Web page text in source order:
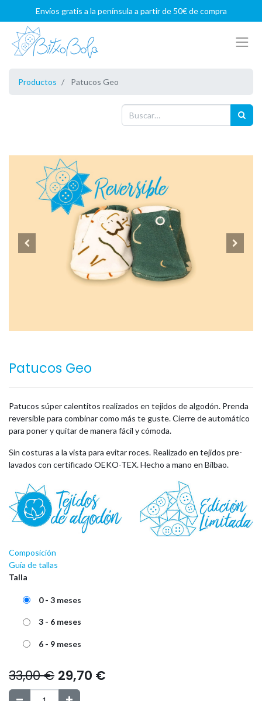
Envíos gratis a la península a partir de 50€ de compra
Productos Patucos Geo
Patucos Geo
Patucos súper calentitos realizados en tejidos de algodón. Prenda
reversible para combinar como más te guste. Cierre de automático
para poner y quitar de manera fácil y cómoda.
Sin costuras a la vista para evitar roces. Realizado en tejidos pre-
lavados con certificado OEKO-TEX. Hecho a mano en Bilbao.
Composición
Guía de tallas
Talla
0 - 3 meses
3 - 6 meses
6 - 9 meses
33,00€ 29,70 €